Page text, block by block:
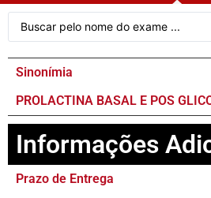
Sinonímia
PROLACTINA BASAL E POS
Informações
Prazo de Entrega